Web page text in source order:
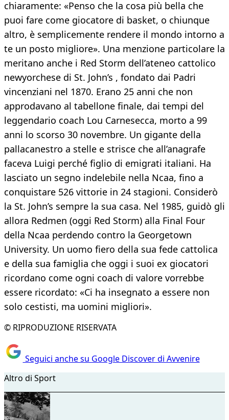
chiaramente: «Penso che la cosa più bella che
puoi fare come giocatore di basket, o chiunque
altro, è semplicemente rendere il mondo intorno a
te un posto migliore». Una menzione particolare la
meritano anche i Red Storm dell’ateneo cattolico
newyorchese di St. John’s , fondato dai Padri
vincenziani nel 1870. Erano 25 anni che non
approdavano al tabellone finale, dai tempi del
leggendario coach Lou Carnesecca, morto a 99
anni lo scorso 30 novembre. Un gigante della
pallacanestro a stelle e strisce che all’anagrafe
faceva Luigi perché figlio di emigrati italiani. Ha
lasciato un segno indelebile nella Ncaa, fino a
conquistare 526 vittorie in 24 stagioni. Considerò
la St. John’s sempre la sua casa. Nel 1985, guidò gli
allora Redmen (oggi Red Storm) alla Final Four
della Ncaa perdendo contro la Georgetown
University. Un uomo fiero della sua fede cattolica
e della sua famiglia che oggi i suoi ex giocatori
ricordano come ogni coach di valore vorrebbe
essere ricordato: «Ci ha insegnato a essere non
solo cestisti, ma uomini migliori».
© RIPRODUZIONE RISERVATA
Seguici anche su Google Discover di Avvenire
Altro di Sport